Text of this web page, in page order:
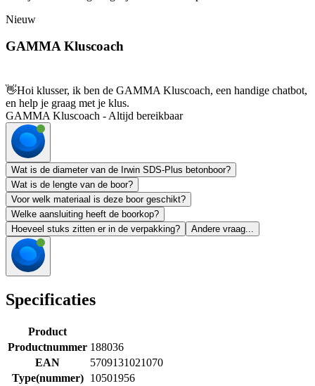
Nieuw
GAMMA Kluscoach
👋Hoi klusser, ik ben de GAMMA Kluscoach, een handige chatbot,
en help je graag met je klus.
GAMMA Kluscoach - Altijd bereikbaar
Wat is de diameter van de Irwin SDS-Plus betonboor?
Wat is de lengte van de boor?
Voor welk materiaal is deze boor geschikt?
Welke aansluiting heeft de boorkop?
Hoeveel stuks zitten er in de verpakking?
Andere vraag...
Specificaties
Product
Productnummer 188036
EAN
5709131021070
Type(nummer)
10501956